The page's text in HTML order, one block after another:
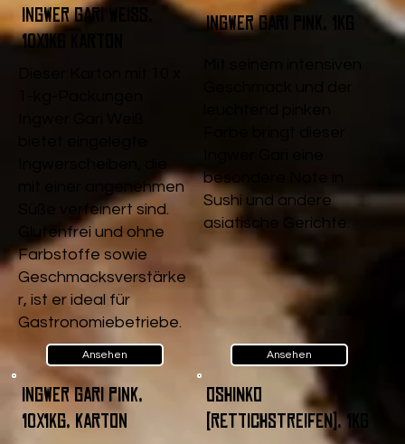
Ingwer Gari Weiß,
10x1kg Karton
Ingwerscheiben, die
mit einer angenehmen
Süße verfeinert sind.
Glutenfrei und ohne
Farbstoffe sowie
Geschmacksverstärke
r, ist er ideal für
Gastronomiebetriebe.
Ansehen
Ingwer Gari pink, 1kg
besondere Note in
Sushi und andere
asiatische Gerichte.
Ansehen
Ingwer Gari pink,
10x1kg, Karton
Oshinko
(Rettichstreifen), 1kg